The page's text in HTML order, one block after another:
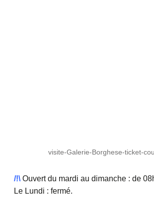
visite-Galerie-Borghese-ticket-
/!\ Ouvert du mardi au dimanche : de
Le Lundi : fermé.